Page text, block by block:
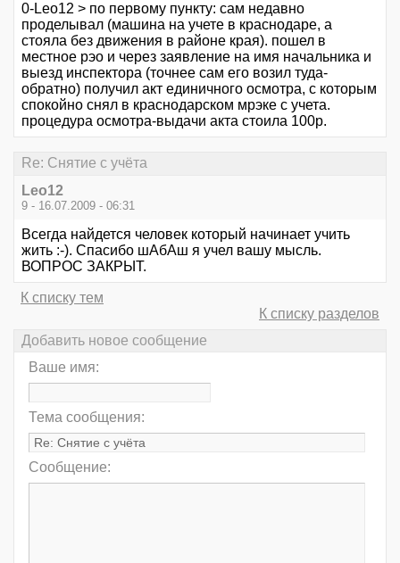
0-Leo12 > по первому пункту: сам недавно
проделывал (машина на учете в краснодаре, а
стояла без движения в районе края). пошел в
местное рэо и через заявление на имя начальника и
выезд инспектора (точнее сам его возил туда-
обратно) получил акт единичного осмотра, с которым
спокойно снял в краснодарском мрэке с учета.
процедура осмотра-выдачи акта стоила 100р.
Re: Снятие с учёта
Leo12
9 - 16.07.2009 - 06:31
Всегда найдется человек который начинает учить
жить :-). Спасибо шАбАш я учел вашу мысль.
ВОПРОС ЗАКРЫТ.
К списку тем
К списку разделов
Добавить новое сообщение
Ваше имя:
Тема сообщения:
Сообщение: